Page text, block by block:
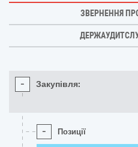
ЗВЕРНЕННЯ
- Закупівля:
- Позиції